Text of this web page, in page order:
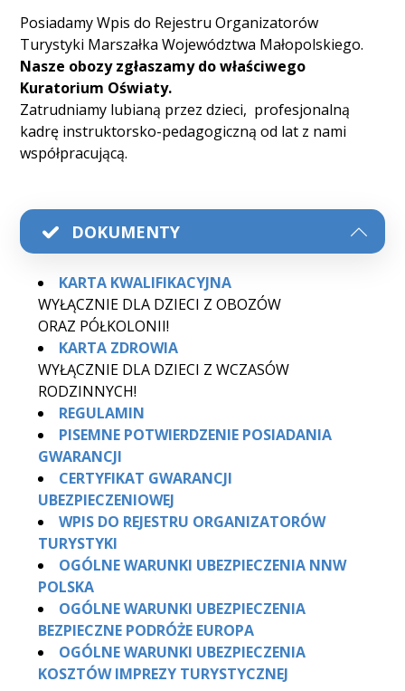
Posiadamy Wpis do Rejestru Organizatorów
Turystyki Marszałka Województwa Małopolskiego.
Nasze obozy zgłaszamy do właściwego
Kuratorium Oświaty.
Zatrudniamy lubianą przez dzieci, profesjonalną
kadrę instruktorsko-pedagogiczną od lat z nami
współpracującą.
DOKUMENTY
KARTA KWALIFIKACYJNA
WYŁĄCZNIE DLA DZIECI Z OBOZÓW
ORAZ PÓŁKOLONII!
KARTA ZDROWIA
WYŁĄCZNIE DLA DZIECI Z WCZASÓW
RODZINNYCH!
REGULAMIN
PISEMNE POTWIERDZENIE POSIADANIA
GWARANCJI
CERTYFIKAT GWARANCJI
UBEZPIECZENIOWEJ
WPIS DO REJESTRU ORGANIZATORÓW
TURYSTYKI
OGÓLNE WARUNKI UBEZPIECZENIA NNW
POLSKA
OGÓLNE WARUNKI UBEZPIECZENIA
BEZPIECZNE PODRÓŻE EUROPA
OGÓLNE WARUNKI UBEZPIECZENIA
KOSZTÓW IMPREZY TURYSTYCZNEJ